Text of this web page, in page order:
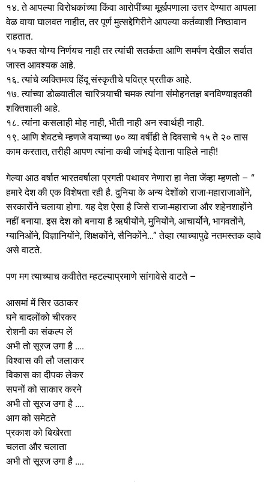
१४. ते आपल्या विरोधकांच्या किंवा आरोपींच्या मूर्खपणाला उत्तर देण्यात आपला
वेळ वाया घालवत नाहीत, तर पूर्ण मुत्सद्देगिरीने आपल्या कर्तव्याशी निष्ठावान
राहतात.
१५ फक्त योग्य निर्णयच नाही तर त्यांची सतर्कता आणि समर्पण देखील सर्वात
जास्त आवश्यक आहे.
१६. त्यांचे व्यक्तिमत्व हिंदू संस्कृतीचे पवित्र प्रतीक आहे.
१७. त्यांच्या डोळ्यातील चारित्र्याची चमक त्यांना संमोहनतज्ञ बनविण्याइतकी
शक्तिशाली आहे.
१८. त्यांना कसलाही मोह नाही, भीती नाही अन स्वार्थही नाही.
१९. आणि शेवटचे म्हणजे वयाच्या ७० व्या वर्षीही ते दिवसाचे १५ ते २० तास
काम करतात, तरीही आपण त्यांना कधी जांभई देताना पाहिले नाही!
गेल्या आठ वर्षात भारतवर्षाला प्रगती पथावर नेणारा हा नेता जेंव्हा म्हणतो – “
हमारे देश की एक विशेषता रही है. दुनिया के अन्य देशोंको राजा-महाराजाओंने,
सरकारोंने चलाया होगा. यह देश ऐसा है जिसे राजा-महाराजा और शहेनशाहोंने
नहीं बनाया. इस देश को बनाया है ऋषीयोंने, मुनियोंने, आचार्योने, भागवतोंने,
ग्यानिओंने, विज्ञानियोंने, शिक्षकोंने, सैनिकोंने…” तेव्हा त्याच्यापुढे नतमस्तक व्हावे
असे वाटते.
पण मग त्याच्याच कवीतेत म्हटल्याप्रमाणे सांगावेसे वाटते –
आसमां में सिर उठाकर
घने बादलोंको चीरकर
रोशनी का संकल्प लें
अभी तो सूरज उगा है ….
विश्वास की लौ जलाकर
विकास का दीपक लेकर
सपनों को साकार करने
अभी तो सूरज उगा है ….
आग को समेटते
प्रकाश को बिखेरता
चलता और चलाता
अभी तो सूरज उगा है ….